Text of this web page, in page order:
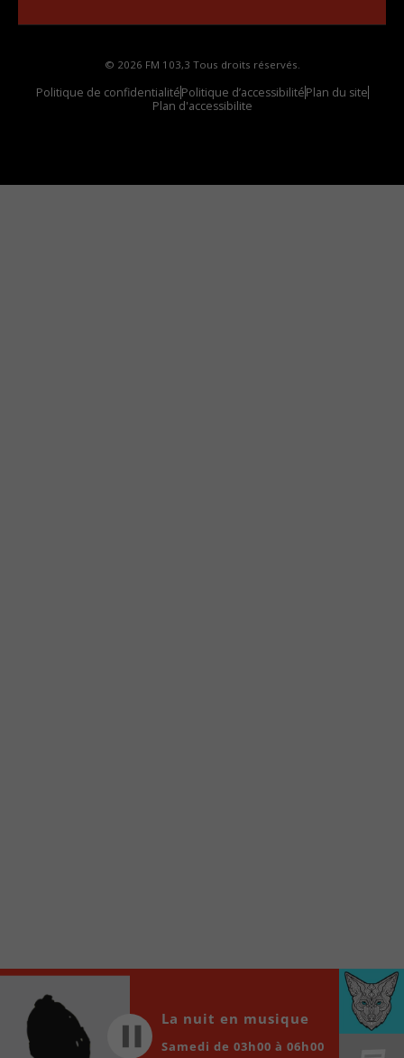
© 2026 FM 103,3 Tous droits réservés.
Politique de confidentialitéPolitique d’accessibilitéPlan du site
Plan d'accessibilite
Player
00:00
La nuit en musique
Samedi de 03h00 à 06h00